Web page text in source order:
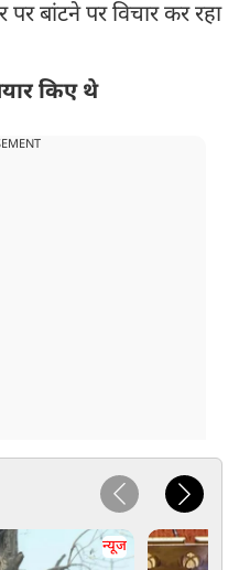
पर बांटने पर विचार कर रहा
किए थे
न्यूज